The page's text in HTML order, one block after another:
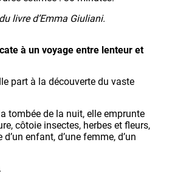
livre d’Emma Giuliani.
à un voyage entre lenteur et
part à la découverte du vaste
tombée de la nuit, elle emprunte
côtoie insectes, herbes et fleurs,
enfant, d’une femme, d’un